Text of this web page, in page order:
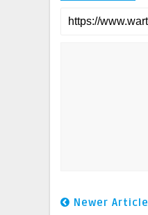
Newer Article